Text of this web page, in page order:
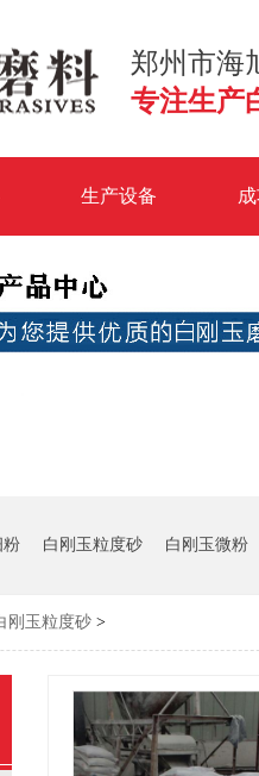
郑州市海
专注生产
生产设备
粉 白刚玉粒度砂 白刚玉微粉
刚玉粒度砂 >